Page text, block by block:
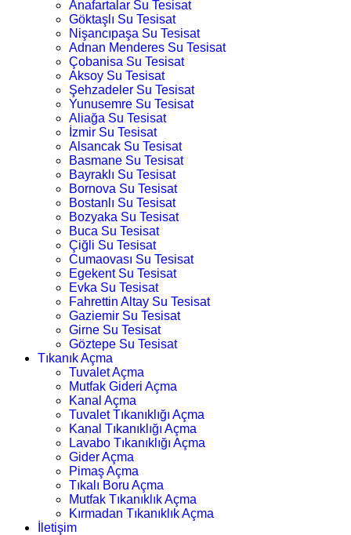
Anafartalar Su Tesisat
Göktaşlı Su Tesisat
Nişancıpaşa Su Tesisat
Adnan Menderes Su Tesisat
Çobanisa Su Tesisat
Aksoy Su Tesisat
Şehzadeler Su Tesisat
Yunusemre Su Tesisat
Aliağa Su Tesisat
İzmir Su Tesisat
Alsancak Su Tesisat
Basmane Su Tesisat
Bayraklı Su Tesisat
Bornova Su Tesisat
Bostanlı Su Tesisat
Bozyaka Su Tesisat
Buca Su Tesisat
Çiğli Su Tesisat
Cumaovası Su Tesisat
Egekent Su Tesisat
Evka Su Tesisat
Fahrettin Altay Su Tesisat
Gaziemir Su Tesisat
Girne Su Tesisat
Göztepe Su Tesisat
Tıkanık Açma
Tuvalet Açma
Mutfak Gideri Açma
Kanal Açma
Tuvalet Tıkanıklığı Açma
Kanal Tıkanıklığı Açma
Lavabo Tıkanıklığı Açma
Gider Açma
Pimaş Açma
Tıkalı Boru Açma
Mutfak Tıkanıklık Açma
Kırmadan Tıkanıklık Açma
İletişim